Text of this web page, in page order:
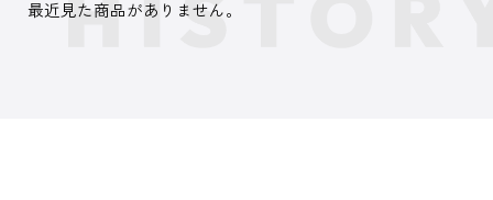
最近見た商品がありません。